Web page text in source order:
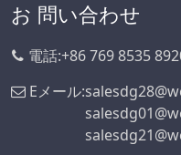
お 問い合わせ
電話:+86 769 8535
Eメール: